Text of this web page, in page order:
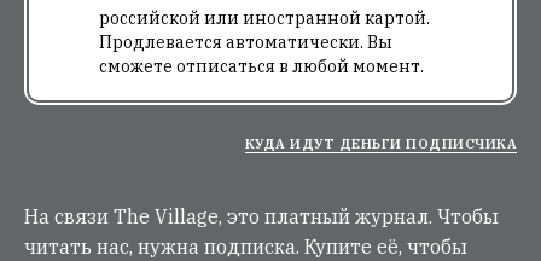
российской или иностранной картой.
Продлевается автоматически. Вы
сможете отписаться в любой момент.
КУДА ИДУТ ДЕНЬГИ ПОДПИСЧИКА
На связи The Village, это платный журнал. Чтобы
читать нас, нужна подписка. Купите её, чтобы